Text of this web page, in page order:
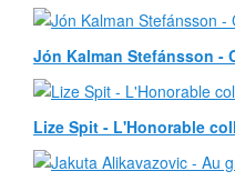
Jón Kalman Stefánsson -
Lize Spit - L'Honorable